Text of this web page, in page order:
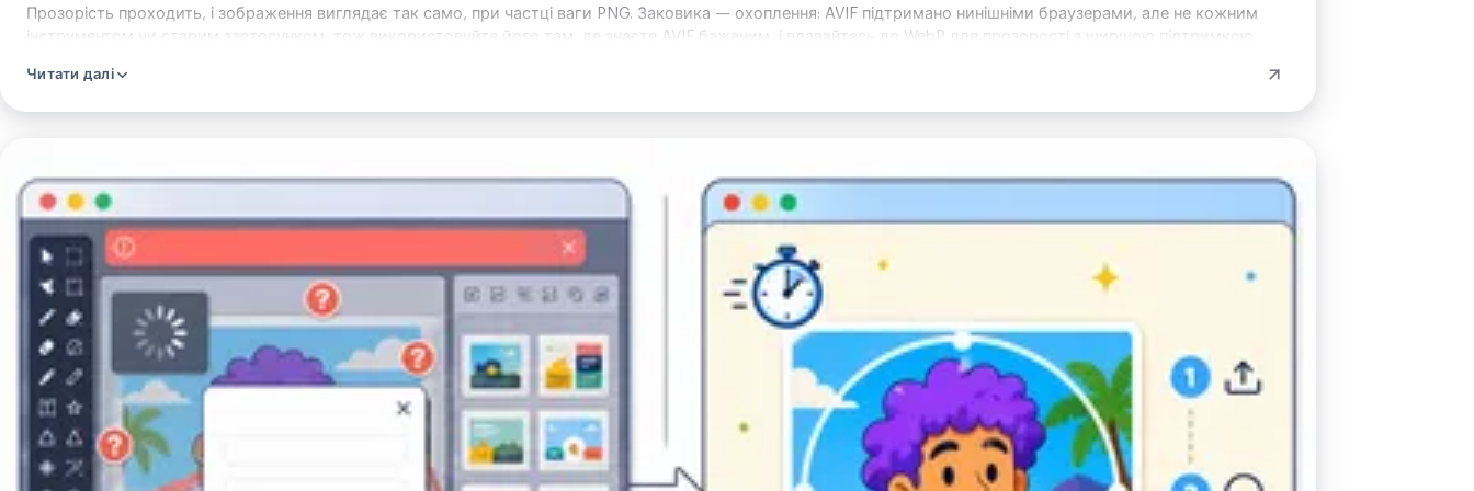
Прозорість проходить, і зображення виглядає так само, при частці ваги PNG. Заковика — охоплення: AVIF підтримано нинішніми браузерами, але не кожним
інструментом чи старим застосунком, тож використовуйте його там, де знаєте AVIF бажаним, і вдавайтесь до WebP для прозорості з ширшою підтримкою.
Читати далі
зображення